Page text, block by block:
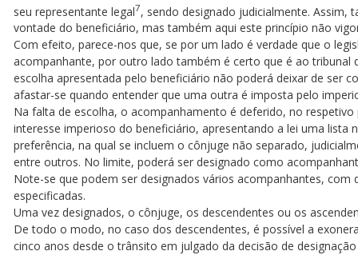
seu representante legal7, sendo designado judicialmente. Assim,
vontade do beneficiário, mas também aqui este princípio não
Com efeito, parece-nos que, se por um lado é verdade que o
acompanhante, por outro lado também é certo que é ao tribunal
escolha apresentada pelo beneficiário não poderá deixar de ser
afastar-se quando entender que uma outra é imposta pelo
Na falta de escolha, o acompanhamento é deferido, no
interesse imperioso do beneficiário, apresentando a lei uma lista
preferência, na qual se incluem o cônjuge não separado,
entre outros. No limite, poderá ser designado como
Note-se que podem ser designados vários acompanhantes,
especificadas.
Uma vez designados, o cônjuge, os descendentes ou os
De todo o modo, no caso dos descendentes, é possível a
cinco anos desde o trânsito em julgado da decisão de